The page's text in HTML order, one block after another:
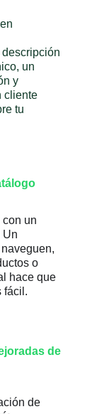
un
y
cliente
tu
con un
Un
o
hace que
fácil.
de
de